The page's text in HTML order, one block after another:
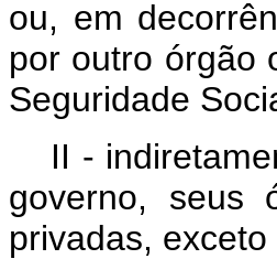
ou, em
por outro órgão
Seguridade
II -
governo, seus
privadas,